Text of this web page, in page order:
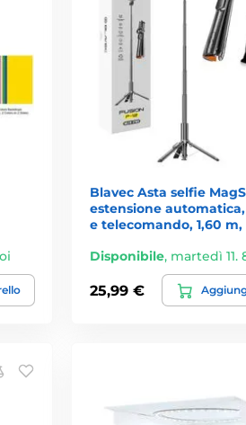
Blavec Asta selfie
estensione
e telecomando, 1,60
Disponibile, martedì 11.
25,99 €